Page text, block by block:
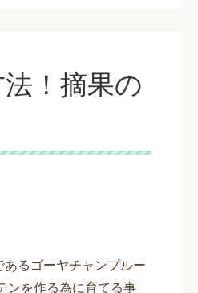
！摘果の
るゴーヤチャンプルー
ンを作る為に育てる事